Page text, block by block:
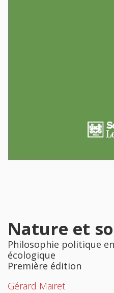
Nature et
Philosophie politique
écologique
Première édition
Gérard Mairet